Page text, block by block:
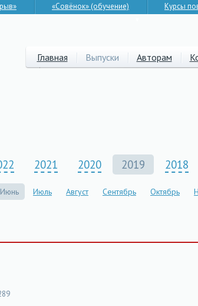
«Совёнок» (обучение) Курсы
Главная Выпуски Авторам
2021 2020 2019 2018
Июнь Июль Август Сентябрь Октябрь